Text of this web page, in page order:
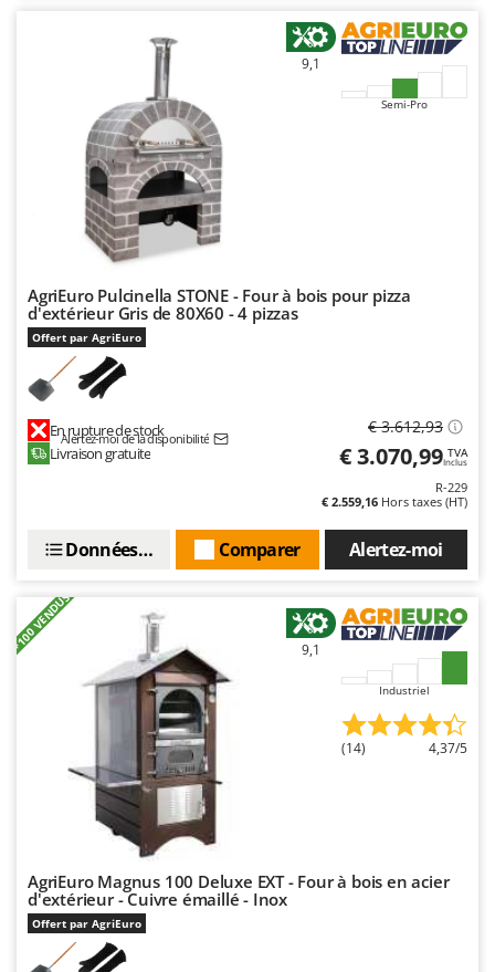
Verdemax
Vesco
Volpi
Waldner
Weber
WIDU
Wiper EcoRobot
Wolf Garten
Wortex
Yard Force
Zanon
ZGrills
9,1
Semi-Pro
AgriEuro Pulcinella STONE - Four à bois pour pizza
d'extérieur Gris de 80X60 - 4 pizzas
Offert par AgriEuro
En rupture de stock
Alertez-moi de la disponibilité
Livraison gratuite
€ 3.612,93
€ 3.070,99 TVA
Inclus
R-229
€ 2.559,16 Hors taxes (HT)
Alertez-moi
Comparer
Données techniques
+100 VENDUS 9,1
Industriel
(14) 4,37/5
AgriEuro Magnus 100 Deluxe EXT - Four à bois en acier
d'extérieur - Cuivre émaillé - Inox
Offert par AgriEuro